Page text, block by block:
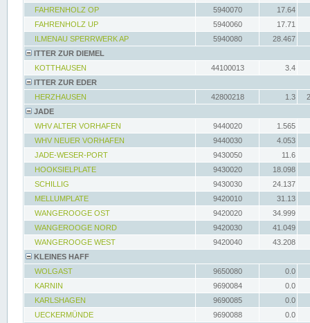
FAHRENHOLZ OP
5940070
17.64
FAHRENHOLZ UP
5940060
17.71
ILMENAU SPERRWERK AP
5940080
28.467
ITTER ZUR DIEMEL
KOTTHAUSEN
44100013
3.4
ITTER ZUR EDER
HERZHAUSEN
42800218 1.3
JADE
WHV ALTER VORHAFEN
9440020
1.565
WHV NEUER VORHAFEN
9440030
4.053
JADE-WESER-PORT
9430050
11.6
HOOKSIELPLATE
9430020
18.098
SCHILLIG
9430030
24.137
MELLUMPLATE
9420010
31.13
WANGEROOGE OST
9420020
34.999
WANGEROOGE NORD
9420030
41.049
WANGEROOGE WEST
9420040
43.208
KLEINES HAFF
WOLGAST
9650080
0.0
KARNIN
9690084
0.0
KARLSHAGEN
9690085
0.0
UECKERMÜNDE
9690088
0.0